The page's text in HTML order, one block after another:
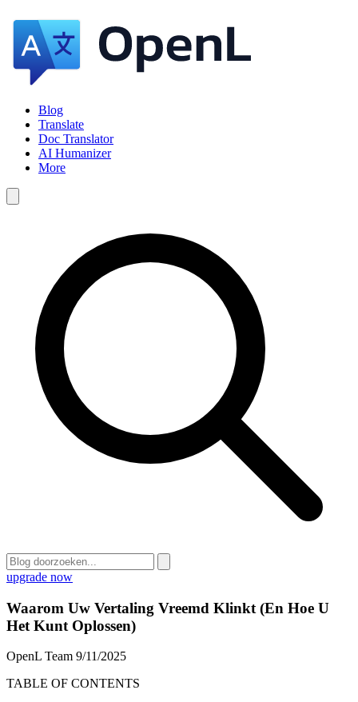
Blog
Translate
Doc Translator
AI Humanizer
More
upgrade now
Waarom Uw Vertaling Vreemd Klinkt (En Hoe U
Het Kunt Oplossen)
OpenL Team 9/11/2025
TABLE OF CONTENTS